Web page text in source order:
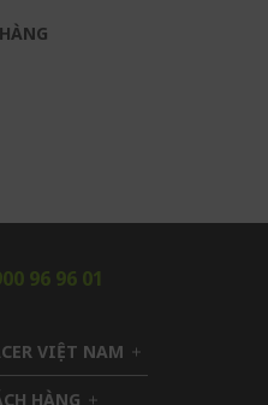
96 96 01
VIỆT NAM h
i
HÀNG